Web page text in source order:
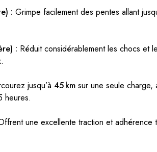
: Grimpe facilement des pentes allant
: Réduit considérablement les chocs et
jusqu’à 45 km sur une seule charge,
heures.
une excellente traction et adhérence